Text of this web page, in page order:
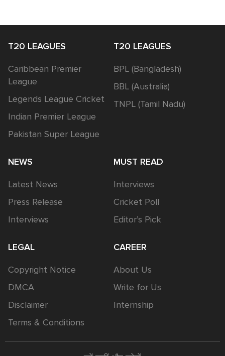
T20 LEAGUES
Caribbean Premier
League
Legends League Cricket
Indian Premier League
Pakistan Super League
T20 LEAGUES
BPL (Bangladesh)
BBL (Australia)
TNPL (Tamil Nadu)
NEWS
Latest News
Press Release
Interviews
MUST READ
Interviews
Cricket Poll
Editor’s Pick
LEGAL
Copyright Notice
DMCA
Disclaimer
Terms & Conditions
CAREER
About Us
Write for Us
Internship